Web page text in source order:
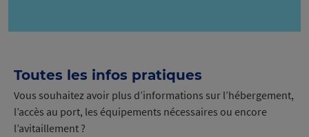
Toutes les infos pratiques
Vous souhaitez avoir plus d’informations sur l’hébergement,
l’accès au port, les équipements nécessaires ou encore
l’avitaillement ?